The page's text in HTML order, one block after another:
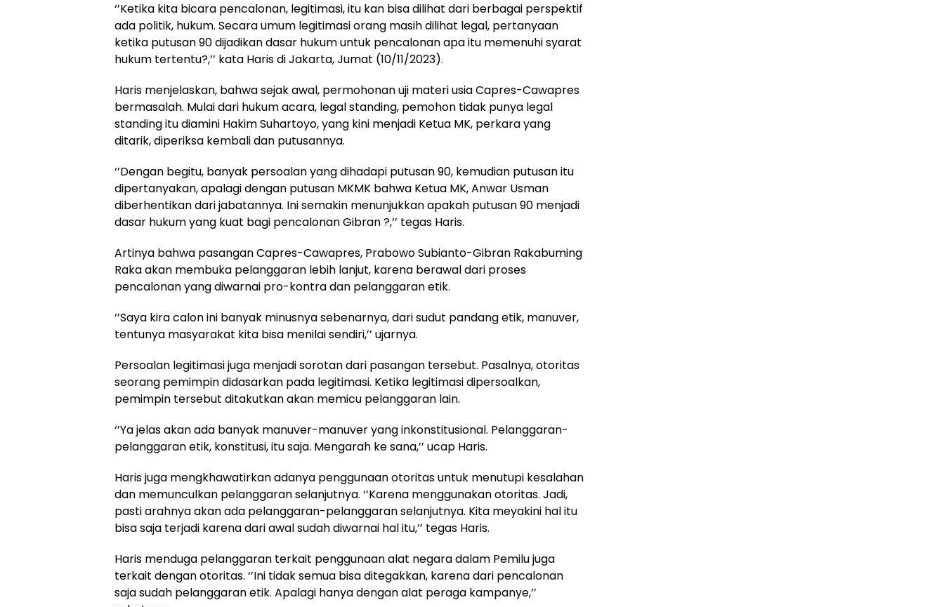
‘’Ketika kita bicara pencalonan, legitimasi, itu kan bisa dilihat dari berbagai perspektif
ada politik, hukum. Secara umum legitimasi orang masih dilihat legal, pertanyaan
ketika putusan 90 dijadikan dasar hukum untuk pencalonan apa itu memenuhi syarat
hukum tertentu?,’’ kata Haris di Jakarta, Jumat (10/11/2023).
Haris menjelaskan, bahwa sejak awal, permohonan uji materi usia Capres-Cawapres
bermasalah. Mulai dari hukum acara, legal standing, pemohon tidak punya legal
standing itu diamini Hakim Suhartoyo, yang kini menjadi Ketua MK, perkara yang
ditarik, diperiksa kembali dan putusannya.
‘’Dengan begitu, banyak persoalan yang dihadapi putusan 90, kemudian putusan itu
dipertanyakan, apalagi dengan putusan MKMK bahwa Ketua MK, Anwar Usman
diberhentikan dari jabatannya. Ini semakin menunjukkan apakah putusan 90 menjadi
dasar hukum yang kuat bagi pencalonan Gibran ?,’’ tegas Haris.
Artinya bahwa pasangan Capres-Cawapres, Prabowo Subianto-Gibran Rakabuming
Raka akan membuka pelanggaran lebih lanjut, karena berawal dari proses
pencalonan yang diwarnai pro-kontra dan pelanggaran etik.
‘’Saya kira calon ini banyak minusnya sebenarnya, dari sudut pandang etik, manuver,
tentunya masyarakat kita bisa menilai sendiri,’’ ujarnya.
Persoalan legitimasi juga menjadi sorotan dari pasangan tersebut. Pasalnya, otoritas
seorang pemimpin didasarkan pada legitimasi. Ketika legitimasi dipersoalkan,
pemimpin tersebut ditakutkan akan memicu pelanggaran lain.
‘’Ya jelas akan ada banyak manuver-manuver yang inkonstitusional. Pelanggaran-
pelanggaran etik, konstitusi, itu saja. Mengarah ke sana,’’ ucap Haris.
Haris juga mengkhawatirkan adanya penggunaan otoritas untuk menutupi kesalahan
dan memunculkan pelanggaran selanjutnya. ‘’Karena menggunakan otoritas. Jadi,
pasti arahnya akan ada pelanggaran-pelanggaran selanjutnya. Kita meyakini hal itu
bisa saja terjadi karena dari awal sudah diwarnai hal itu,’’ tegas Haris.
Haris menduga pelanggaran terkait penggunaan alat negara dalam Pemilu juga
terkait dengan otoritas. ‘’Ini tidak semua bisa ditegakkan, karena dari pencalonan
saja sudah pelanggaran etik. Apalagi hanya dengan alat peraga kampanye,’’